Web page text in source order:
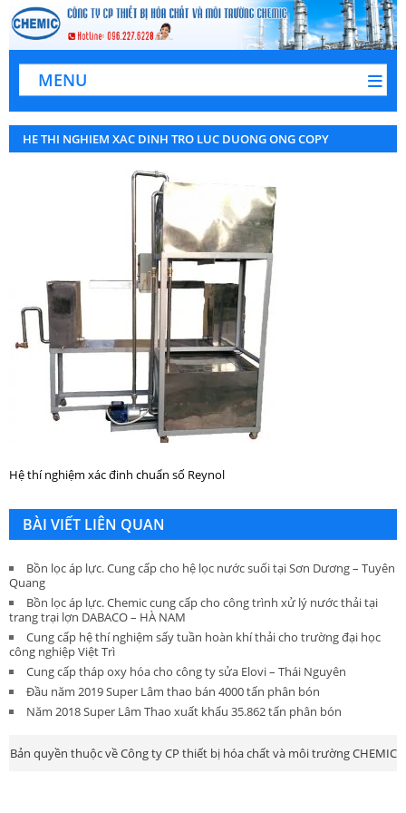
MENU
HE THI NGHIEM XAC DINH TRO LUC DUONG ONG COPY
Hệ thí nghiệm xác đinh chuẩn số Reynol
BÀI VIẾT LIÊN QUAN
Bồn lọc áp lực. Cung cấp cho hệ lọc nước suối tại Sơn Dương – Tuyên
Quang
Bồn lọc áp lực. Chemic cung cấp cho công trình xử lý nước thải tại
trang trại lợn DABACO – HÀ NAM
Cung cấp hệ thí nghiệm sấy tuần hoàn khí thải cho trường đại học
công nghiệp Việt Trì
Cung cấp tháp oxy hóa cho công ty sửa Elovi – Thái Nguyên
Đầu năm 2019 Super Lâm thao bán 4000 tấn phân bón
Năm 2018 Super Lâm Thao xuất khẩu 35.862 tấn phân bón
Bản quyền thuộc về Công ty CP thiết bị hóa chất và môi trường CHEMIC